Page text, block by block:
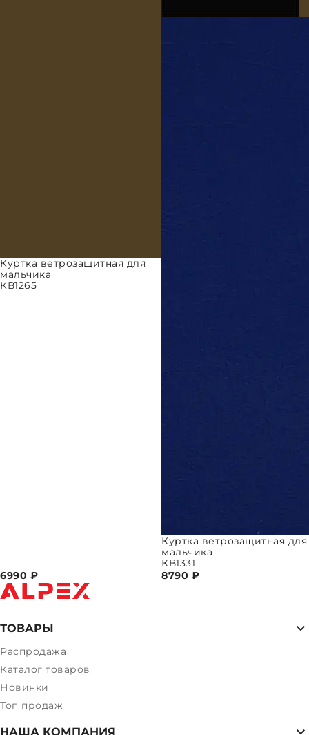
Куртка ветрозащитная для
мальчика
КВ1265
6990 ₽
Куртка ветрозащитная для
мальчика
КВ1331
8790 ₽
ТОВАРЫ
Распродажа
Каталог товаров
Новинки
Топ продаж
НАША КОМПАНИЯ